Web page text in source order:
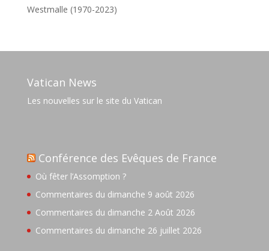
Westmalle (1970-2023)
Vatican News
Les nouvelles sur le site du Vatican
Conférence des Evêques de France
Où fêter l’Assomption ?
Commentaires du dimanche 9 août 2026
Commentaires du dimanche 2 Août 2026
Commentaires du dimanche 26 juillet 2026